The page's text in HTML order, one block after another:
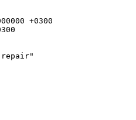
+0300
repair"